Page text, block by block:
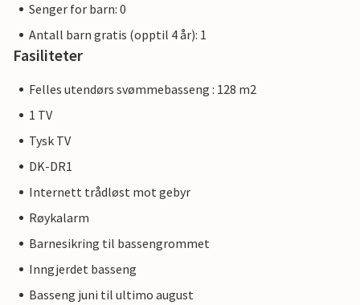
Senger for barn: 0
Antall barn gratis (opptil 4 år): 1
Fasiliteter
Felles utendørs svømmebasseng : 128 m2
1 TV
Tysk TV
DK-DR1
Internett trådløst mot gebyr
Røykalarm
Barnesikring til bassengrommet
Inngjerdet basseng
Basseng juni til ultimo august